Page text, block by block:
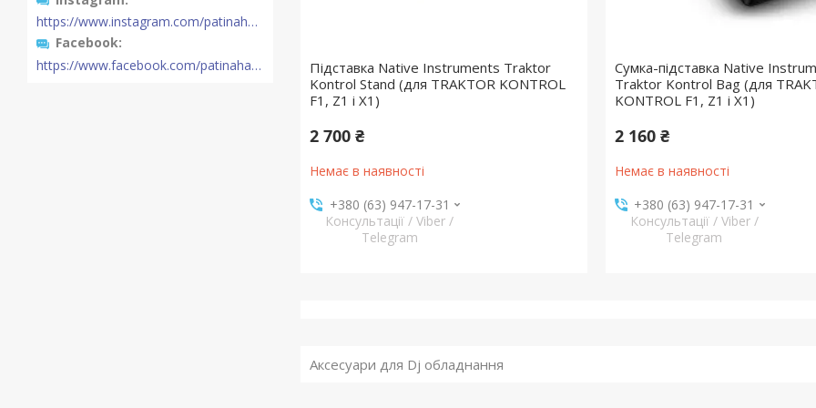
Підставка Native Instruments Traktor
Kontrol Stand (для TRAKTOR KONTROL
F1, Z1 і X1)
2 700 ₴
Немає в наявності
+380 (63) 947-17-31
Консультації / Viber /
Telegram
Сумка-підставка Native
Traktor Kontrol Bag (для
KONTROL F1, Z1 і X1)
2 160 ₴
Немає в наявності
+380 (63) 947-17-31
Консультації / Viber /
Telegram
Аксесуари для Dj обладнання
https://www.instagram.com/patinahatishop/
Facebook
https://www.facebook.com/patinahatishop/